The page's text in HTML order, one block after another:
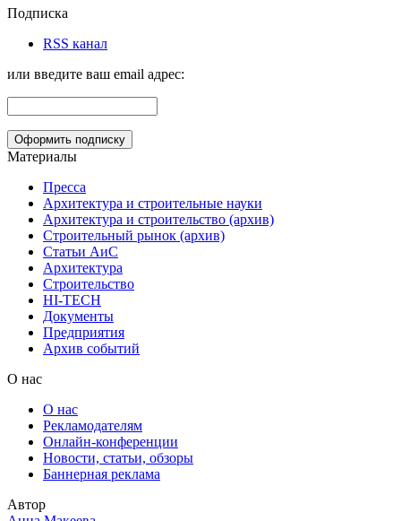
Подписка
RSS канал
или введите ваш email адрес:
Материалы
Пресса
Архитектура и строительные науки
Архитектура и строительство (архив)
Строительный рынок (архив)
Статьи АиС
Архитектура
Строительство
HI-TECH
Документы
Предприятия
Архив событий
О нас
О нас
Рекламодателям
Онлайн-конференции
Новости, статьи, обзоры
Баннерная реклама
Автор